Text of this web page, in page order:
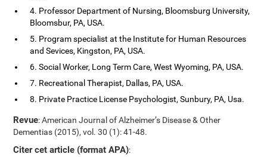
4. Professor Department of Nursing, Bloomsburg University,
Bloomsbur, PA, USA.
5. Program specialist at the Institute for Human Resources
and Sevices, Kingston, PA, USA.
6. Social Worker, Long Term Care, West Wyoming, PA, USA.
7. Recreational Therapist, Dallas, PA, USA.
8. Private Practice License Psychologist, Sunbury, PA, Usa.
Revue: American Journal of Alzheimer’s Disease & Other
Dementias (2015), vol. 30 (1): 41-48.
Citer cet article (format APA):